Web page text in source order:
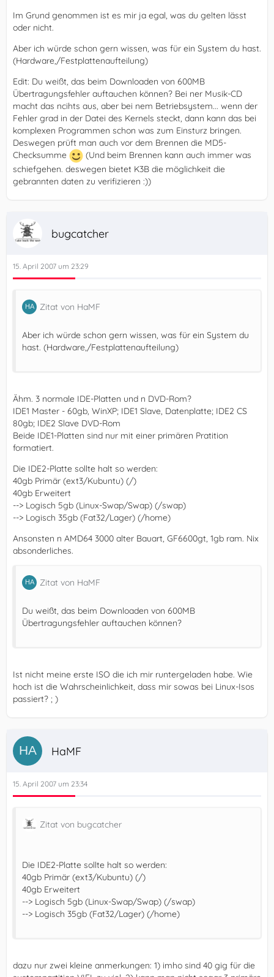
Im Grund genommen ist es mir ja egal, was du gelten lässt
oder nicht.
Aber ich würde schon gern wissen, was für ein System du hast.
(Hardware,/Festplattenaufteilung)
Edit: Du weißt, das beim Downloaden von 600MB
Übertragungsfehler auftauchen können? Bei ner Musik-CD
macht das ncihts aus, aber bei nem Betriebsystem... wenn der
Fehler grad in der Datei des Kernels steckt, dann kann das bei
komplexen Programmen schon was zum Einsturz bringen.
Deswegen prüft man auch vor dem Brennen die MD5-
Checksumme
(Und beim Brennen kann auch immer was
schiefgehen. deswegen bietet K3B die möglichkeit die
gebrannten daten zu verifizieren :))
bugcatcher
15. April 2007 um 23:29
Zitat von HaMF
Aber ich würde schon gern wissen, was für ein System du
hast. (Hardware,/Festplattenaufteilung)
Ähm. 3 normale IDE-Platten und n DVD-Rom?
IDE1 Master - 60gb, WinXP; IDE1 Slave, Datenplatte; IDE2 CS
80gb; IDE2 Slave DVD-Rom
Beide IDE1-Platten sind nur mit einer primären Pratition
formatiert.
Die IDE2-Platte sollte halt so werden:
40gb Primär (ext3/Kubuntu) (/)
40gb Erweitert
--> Logisch 5gb (Linux-Swap/Swap) (/swap)
--> Logisch 35gb (Fat32/Lager) (/home)
Ansonsten n AMD64 3000 alter Bauart, GF6600gt, 1gb ram. Nix
absonderliches.
Zitat von HaMF
Du weißt, das beim Downloaden von 600MB
Übertragungsfehler auftauchen können?
Ist nicht meine erste ISO die ich mir runtergeladen habe. Wie
hoch ist die Wahrscheinlichkeit, dass mir sowas bei Linux-Isos
passiert? ; )
HaMF
15. April 2007 um 23:34
Zitat von bugcatcher
Die IDE2-Platte sollte halt so werden:
40gb Primär (ext3/Kubuntu) (/)
40gb Erweitert
--> Logisch 5gb (Linux-Swap/Swap) (/swap)
--> Logisch 35gb (Fat32/Lager) (/home)
dazu nur zwei kleine anmerkungen: 1) imho sind 40 gig für die